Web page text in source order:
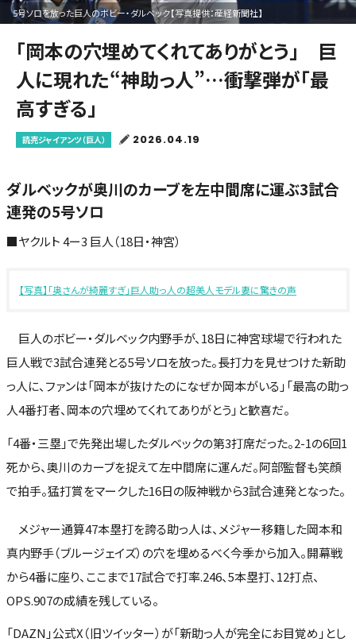
5号ソロを放った巨人のボビー・ダルベック【写真提供：産経新聞社】
「岡本の穴埋めてくれてありがとう」 巨
人に現れた“神助っ人”…衝撃弾が「最
高すぎる」
読売ジャイアンツ（巨人） 2026.04.19
ダルベックが奥川のカーブを左中間席に運ぶ3試合
連発の5号ソロ
■ヤクルト 4ー3 巨人（18日・神宮）
【写真】「奥さんが綺麗すぎ」巨人助っ人の超美人モデル妻に驚きの声
巨人のボビー・ダルベック内野手が、18日に神宮球場で行われた
巨人戦で3試合連発とる5号ソロを放った。長打力を見せつけた新助
っ人に、ファンは「岡本が抜けたのになぜか岡本がいる」「最高の助っ
人4番打者、岡本の穴埋めてくれてありがとう」と歓喜だ。
「4番・三塁」で先発出場したダルベックの第3打席だった。2-1の6回1
死から、奥川のカーブを捉えて左中間席に運んだ。阿部監督も笑顔
で拍手。猛打賞をマークした16日の阪神戦から3試合連発となった。
メジャー通算47本塁打を誇る助っ人は、メジャー移籍した岡本和
真内野手（ブルージェイズ）の穴を埋めるべく今季から加入。開幕戦
から4番に座り、ここまで17試合で打率.246、5本塁打、12打点、
OPS.907の成績を残している。
「DAZN」公式X（旧ツイッター）が「新助っ人が完全にお目覚め」とし